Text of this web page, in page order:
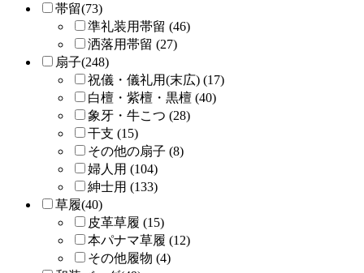
帯留(73)
準礼装用帯留 (46)
洒落用帯留 (27)
扇子(248)
祝儀・儀礼用(末広) (17)
白檀・紫檀・黒檀 (40)
象牙・牛こつ (28)
干支 (15)
その他の扇子 (8)
婦人用 (104)
紳士用 (133)
草履(40)
皮革草履 (15)
本パナマ草履 (12)
その他履物 (4)